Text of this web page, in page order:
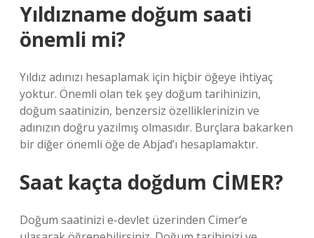
Yıldızname doğum saati
önemli mi?
Yıldız adınızı hesaplamak için hiçbir öğeye ihtiyaç
yoktur. Önemli olan tek şey doğum tarihinizin,
doğum saatinizin, benzersiz özelliklerinizin ve
adınızın doğru yazılmış olmasıdır. Burçlara bakarken
bir diğer önemli öğe de Abjad’ı hesaplamaktır.
Saat kaçta doğdum CİMER?
Doğum saatinizi e-devlet üzerinden Cimer’e